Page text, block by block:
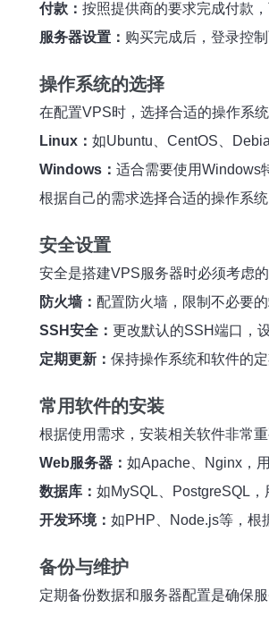
付款： 按照提供商的要求完成付款
服务器设置： 购买完成后，登录控
操作系统的选择
在配置VPS时，选择合适的操作系
Linux： 如Ubuntu、CentOS、
Windows： 适合需要使用Windows
根据自己的需求选择合适的操作系统
安全设置
安全是搭建VPS服务器时必须考虑
防火墙： 配置防火墙，限制不必要的
SSH安全： 更改默认的SSH端口，
定期更新： 保持操作系统和软件的
常用软件的安装
根据使用需求，安装相关软件非常
Web服务器： 如Apache、Nginx，
数据库： 如MySQL、PostgreSQL，
开发环境： 如PHP、Node.js等，根
备份与维护
定期备份数据和服务器配置是确保